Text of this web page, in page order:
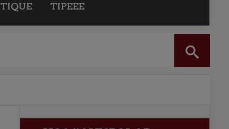
TIPEEE